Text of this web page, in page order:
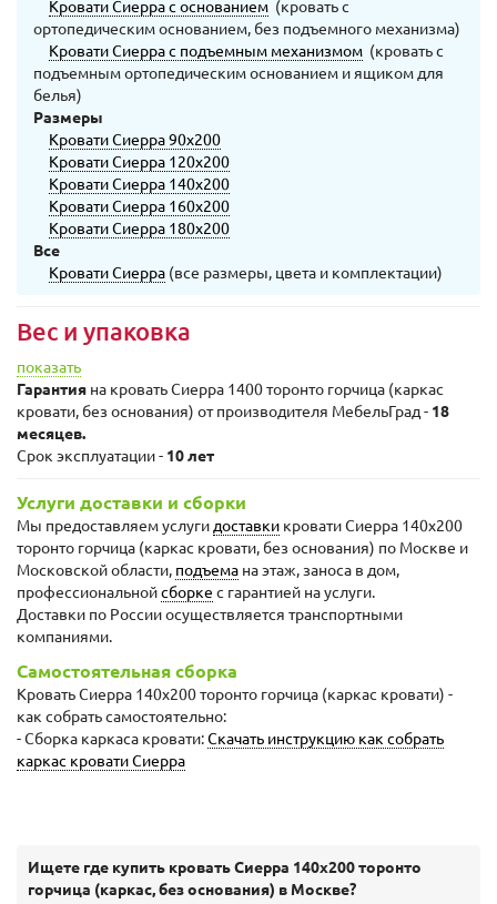
Кровати Сиерра с основанием (кровать с
ортопедическим основанием, без подъемного механизма)
Кровати Сиерра с подъемным механизмом (кровать с
подъемным ортопедическим основанием и ящиком для
белья)
Размеры
Кровати Сиерра 90х200
Кровати Сиерра 120х200
Кровати Сиерра 140х200
Кровати Сиерра 160х200
Кровати Сиерра 180х200
Все
Кровати Сиерра (все размеры, цвета и комплектации)
Вес и упаковка
показать
Гарантия на кровать Сиерра 1400 торонто горчица (каркас
кровати, без основания) от производителя МебельГрад - 18
месяцев.
Срок эксплуатации - 10 лет
Услуги доставки и сборки
Мы предоставляем услугидоставки кровати Сиерра 140х200
торонто горчица (каркас кровати, без основания) по Москве и
Московской области, подъема на этаж, заноса в дом,
профессиональнойсборке с гарантией на услуги.
Доставки по России осуществляется транспортными
компаниями.
Самостоятельная сборка
Кровать Сиерра 140х200 торонто горчица (каркас кровати) -
как собрать самостоятельно:
- Сборка каркаса кровати:Скачать инструкцию как собрать
каркас кровати Сиерра
Ищете где купить кровать Сиерра 140х200 торонто
горчица (каркас, без основания) в Москве?